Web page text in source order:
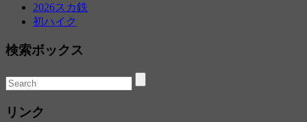
2026スカ鉄
初ハイク
検索ボックス
リンク